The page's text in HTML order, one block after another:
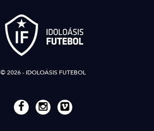
© 2026 - IDOLOÁSIS FUTEBOL